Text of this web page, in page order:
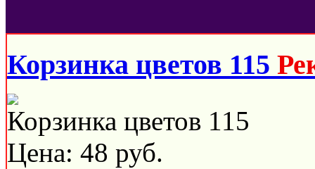
Корзинка цветов 115
Корзинка цветов 115
Цена: 48 руб.